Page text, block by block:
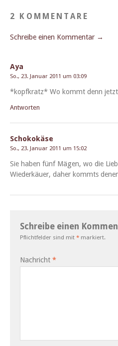
2 KOMMENTARE
Schreibe einen Kommentar →
Aya
So., 23. Januar 2011 um 03:09
*kopfkratz* Wo kommt denn jet­zt
Antworten
Schokokäse
So., 23. Januar 2011 um 15:02
Sie haben fünf Mägen, wo die
Wiederkäuer, daher kommts
Schreibe einen
Pflichtfelder sind mit * markiert.
Nachricht *